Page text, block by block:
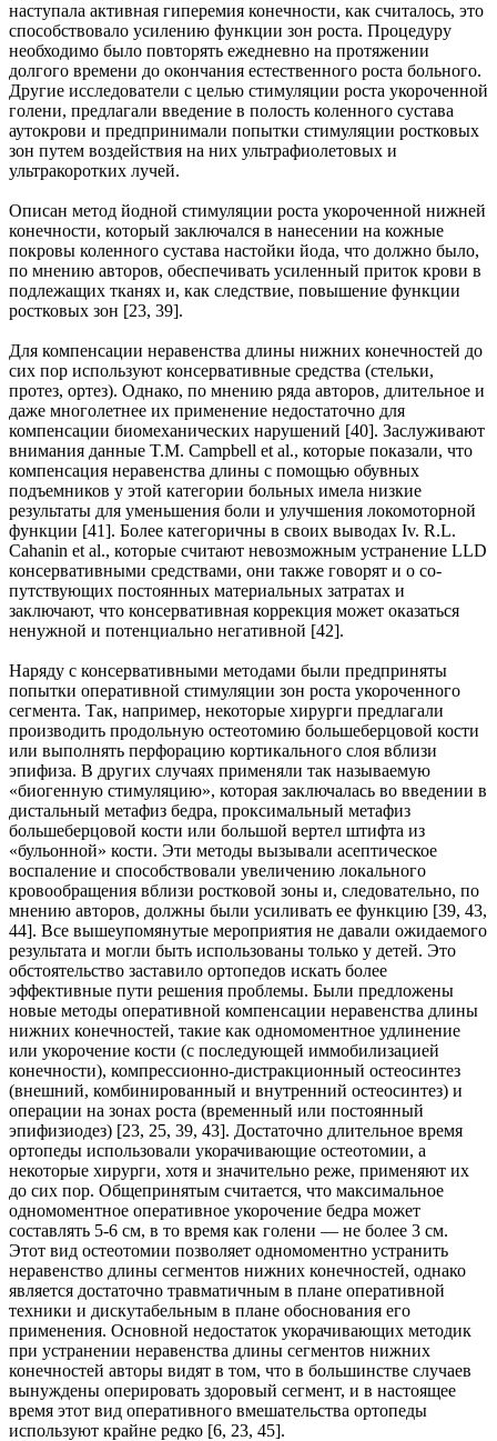
наступала активная гиперемия конечности, как считалось, это
способствовало уси­лению функции зон роста. Процедуру
необходимо было повторять ежедневно на протяжении
долгого времени до окончания естественного роста больного.
Другие исследователи с целью стимуляции роста укороченной
голени, предлагали введение в полость коленного сустава
аутокрови и предпринимали попытки стимуляции ростковых
зон путем воздействия на них ультрафиолетовых и
ультракоротких лучей.
Описан метод йодной стимуляции роста укороченной нижней
конечности, который заключал­ся в нанесении на кожные
покровы коленного сустава настойки йода, что должно было,
по мнению авторов, обеспечивать усиленный приток крови в
подлежащих тканях и, как следствие, повышение функции
ростковых зон [23, 39].
Для компенсации неравенства длины нижних конечностей до
сих пор используют консервативные средства (стельки,
протез, ортез). Однако, по мнению ряда авторов, длительное и
даже многолетнее их применение недостаточно для
компенсации биомеханических нарушений [40]. Заслуживают
вни­мания данные T.M. Campbell et al., которые показали, что
компенсация неравенства длины с помо­щью обувных
подъемников у этой категории больных имела низкие
результаты для уменьшения боли и улучшения локомоторной
функции [41]. Более категоричны в своих выводах Iv. R.L.
Cahanin et al., ко­торые считают невозможным устранение LLD
консервативными средствами, они также говорят и о со­
путствующих постоянных материальных затратах и
заключают, что консервативная коррекция может оказаться
ненужной и потенциально негативной [42].
Наряду с консервативными методами были предприняты
попытки оперативной стимуляции зон ро­ста укороченного
сегмента. Так, например, некоторые хирурги предлагали
производить продольную остеотомию большеберцовой кости
или выполнять перфорацию кортикального слоя вблизи
эпифиза. В других случаях применяли так называемую
«биогенную стимуляцию», которая заключалась во вве­дении в
дистальный метафиз бедра, проксимальный метафиз
большеберцовой кости или большой вертел штифта из
«бульонной» кости. Эти методы вызывали асептическое
воспаление и способство­вали увеличению локального
кровообращения вблизи ростковой зоны и, следовательно, по
мнению авторов, должны были усиливать ее функцию [39, 43,
44]. Все вышеупомянутые мероприятия не давали ожидаемого
результата и могли быть использованы только у детей. Это
обстоятельство заставило ор­топедов искать более
эффективные пути решения проблемы. Были предложены
новые методы опера­тивной компенсации неравенства длины
нижних конечностей, такие как одномоментное удлинение
или укорочение кости (с последующей иммобилизацией
конечности), компрессионно-дистракцион­ный остеосинтез
(внешний, комбинированный и внутренний остеосинтез) и
операции на зонах роста (временный или постоянный
эпифизиодез) [23, 25, 39, 43]. Достаточно длительное время
ортопеды использовали укорачивающие остеотомии, а
некоторые хирурги, хотя и значительно реже, применяют их
до сих пор. Общепринятым считается, что максимальное
одномоментное оперативное укорочение бедра может
составлять 5-6 см, в то время как голени — не более 3 см.
Этот вид остеотомии позво­ляет одномоментно устранить
неравенство длины сегментов нижних конечностей, однако
является достаточно травматичным в плане оперативной
техники и дискутабельным в плане обоснования его
применения. Основной недостаток укорачивающих методик
при устранении неравенства длины сег­ментов нижних
конечностей авторы видят в том, что в большинстве случаев
вынуждены оперировать здоровый сегмент, и в настоящее
время этот вид оперативного вмешательства ортопеды
используют крайне редко [6, 23, 45].